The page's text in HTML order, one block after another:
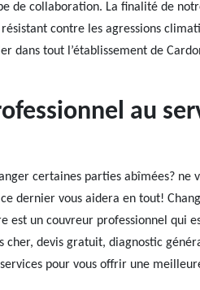
de collaboration. La finalité de
contre les agressions
dans tout l’établissement de
au
certaines parties abîmées? ne
dernier vous aidera en tout!
est un couvreur professionnel qui
devis gratuit, diagnostic
pour vous offrir une